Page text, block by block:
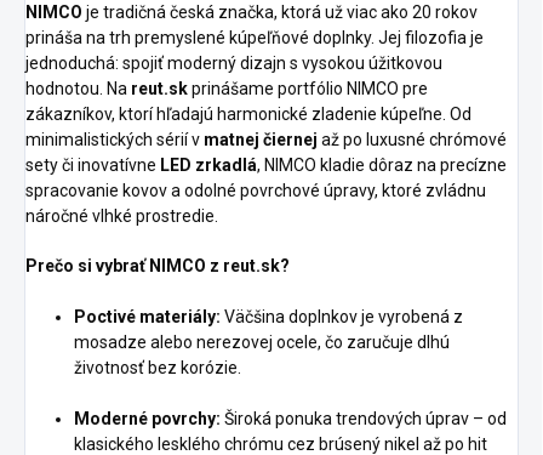
NIMCO je tradičná česká značka, ktorá už viac ako 20 rokov
prináša na trh premyslené kúpeľňové doplnky. Jej filozofia je
jednoduchá: spojiť moderný dizajn s vysokou úžitkovou
hodnotou. Na reut.skprinášame portfólio NIMCO pre
zákazníkov, ktorí hľadajú harmonické zladenie kúpeľne. Od
minimalistických sérií v matnej čiernej až po luxusné chrómové
sety či inovatívne LED zrkadlá, NIMCO kladie dôraz na precízne
spracovanie kovov a odolné povrchové úpravy, ktoré zvládnu
náročné vlhké prostredie.
Prečo si vybrať NIMCO z reut.sk?
Poctivé materiály: Väčšina doplnkov je vyrobená z
mosadze alebo nerezovej ocele, čo zaručuje dlhú
životnosť bez korózie.
Moderné povrchy: Široká ponuka trendových úprav – od
klasického lesklého chrómu cez brúsený nikel až po hit